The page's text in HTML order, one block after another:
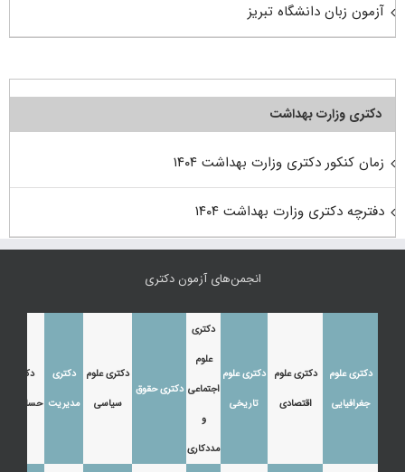
آزمون زبان دانشگاه تبریز
دکتری وزارت بهداشت
زمان کنکور دکتری وزارت بهداشت ۱۴۰۴
دفترچه دکتری وزارت بهداشت ۱۴۰۴
انجمن‌های آزمون دکتری
دکتری علوم
جغرافیایی
دکتری علوم
اقتصادی
دکتری علوم
تاریخی
دکتری
علوم
اجتماعی
و
مددکاری
دکتری حقوق
دکتری علوم
سیاسی
دکتری
مدیریت
دکتری
حسابداری